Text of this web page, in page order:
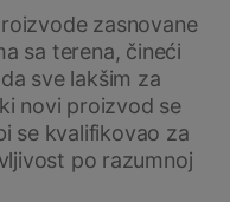
zasnovane
sa terena, čineći
sve lakšim za
novi proizvod se
se kvalifikovao za
po razumnoj